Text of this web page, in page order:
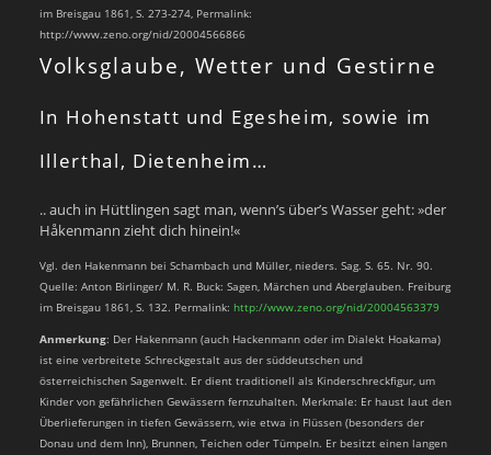
im Breisgau 1861, S. 273-274, Permalink:
http://www.zeno.org/nid/20004566866
Volksglaube, Wetter und Gestirne
In Hohenstatt und Egesheim, sowie im
Illerthal, Dietenheim…
.. auch in Hüttlingen sagt man, wenn’s über’s Wasser geht: »der
Håkenmann zieht dich hinein!«
Vgl. den Hakenmann bei Schambach und Müller, nieders. Sag. S. 65. Nr. 90.
Quelle: Anton Birlinger/ M. R. Buck: Sagen, Märchen und Aberglauben. Freiburg
im Breisgau 1861, S. 132. Permalink: http://www.zeno.org/nid/20004563379
Anmerkung: Der Hakenmann (auch Hackenmann oder im Dialekt Hoakama)
ist eine verbreitete Schreckgestalt aus der süddeutschen und
österreichischen Sagenwelt. Er dient traditionell als Kinderschreckfigur, um
Kinder von gefährlichen Gewässern fernzuhalten. Merkmale: Er haust laut den
Überlieferungen in tiefen Gewässern, wie etwa in Flüssen (besonders der
Donau und dem Inn), Brunnen, Teichen oder Tümpeln. Er besitzt einen langen